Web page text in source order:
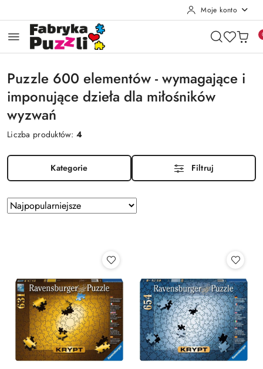
Moje konto
Puzzle 600 elementów - wymagające i
imponujące dzieła dla miłośników
wyzwań
Liczba produktów:4
Kategorie Filtruj
Zastosowano
sortowanie:
Sortuj
według